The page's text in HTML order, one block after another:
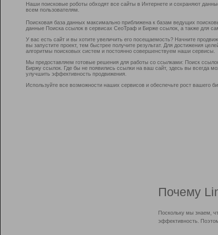
Наши поисковые роботы обходят все сайты в Интернете и сохраняют
всем пользователям.
Поисковая база данных максимально приближена к базам ведущих
данные Поиска ссылок в сервисах СеоТраф и Бирже ссылок, а также для
У вас есть сайт и вы хотите увеличить его посещаемость? Начните
вы запустите проект, тем быстрее получите результат. Для достижения
алгоритмы поисковых систем и постоянно совершенствуем наши сервисы.
Мы предоставляем готовые решения для работы со ссылками: Поиск
Биржу ссылок. Где бы не появились ссылки на ваш сайт, здесь вы всегда
улучшить эффективность продвижения.
Используйте все возможности наших сервисов и обеспечьте рост вашего
Почему
Поскольку мы знаем,
эффективность.